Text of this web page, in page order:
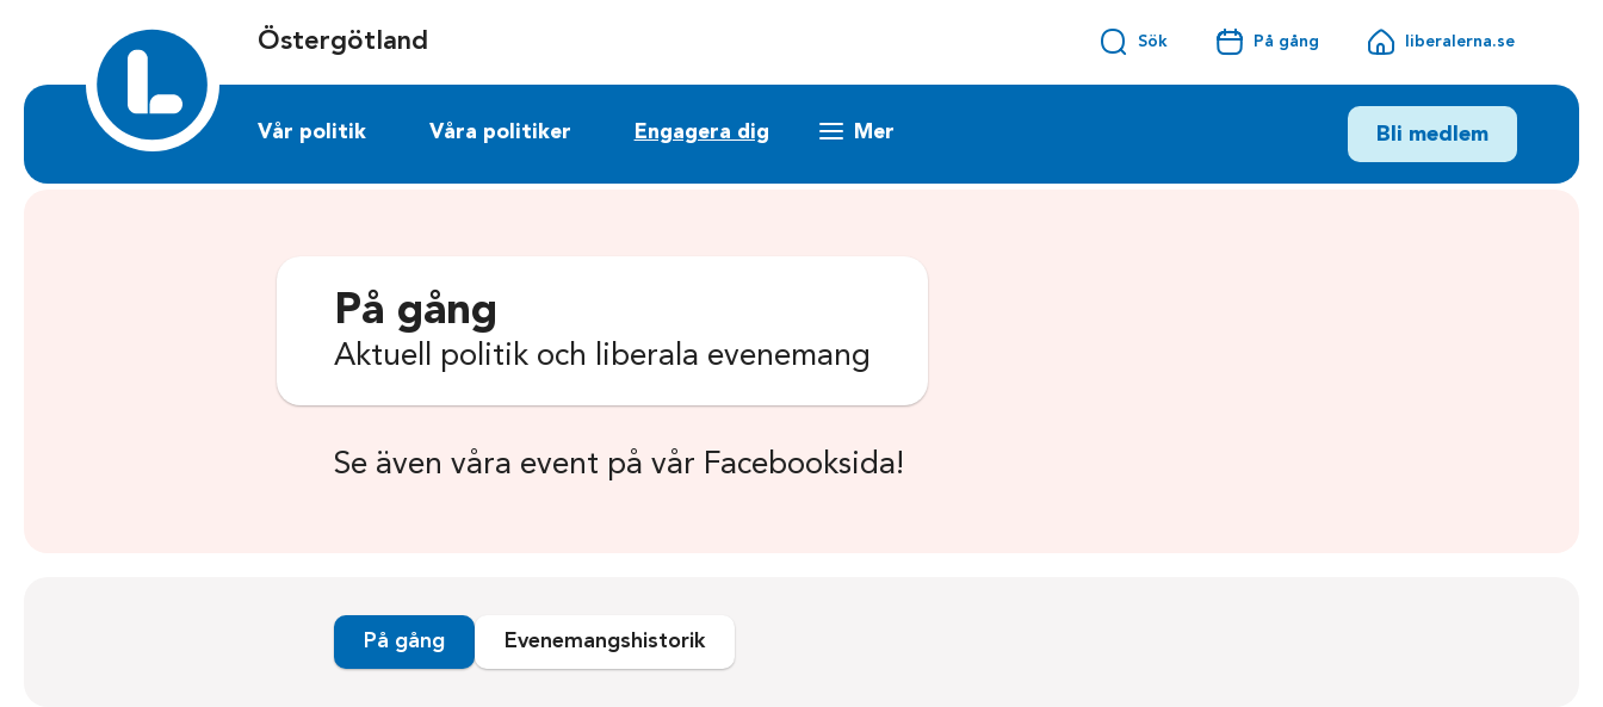
Östergötland Sök På gång liberalerna.se
Vår politik Våra politiker Engagera dig Mer Bli medlem
På gång
Aktuell politik och liberala evenemang
Se även våra event på vår Facebooksida!
På gång Evenemangshistorik